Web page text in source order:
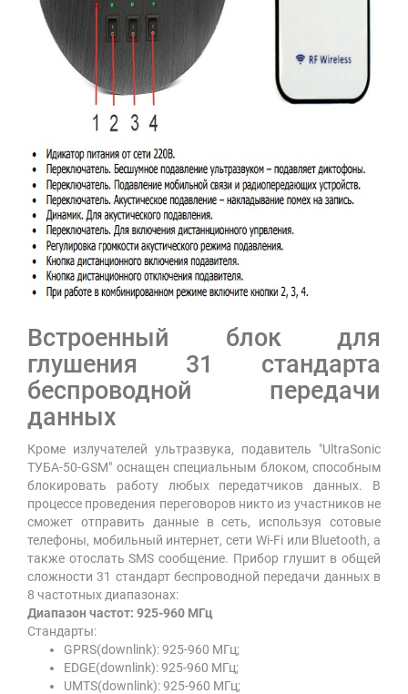
Встроенный блок для
глушения 31 стандарта
беспроводной передачи
данных
Кроме излучателей ультразвука, подавитель "UltraSonic
ТУБА-50-GSM" оснащен специальным блоком, способным
блокировать работу любых передатчиков данных. В
процессе проведения переговоров никто из участников не
сможет отправить данные в сеть, используя сотовые
телефоны, мобильный интернет, сети Wi-Fi или Bluetooth, а
также отослать SMS сообщение. Прибор глушит в общей
сложности 31 стандарт беспроводной передачи данных в
8 частотных диапазонах:
Диапазон частот: 925-960 МГц
Стандарты:
GPRS(downlink): 925-960 МГц;
EDGE(downlink): 925-960 МГц;
UMTS(downlink): 925-960 МГц;